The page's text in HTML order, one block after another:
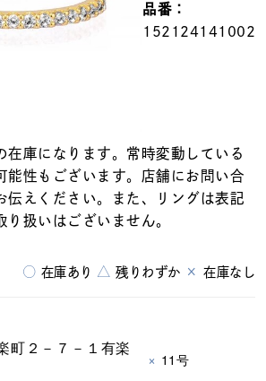
品番：
152124141002
在庫になります。常時変動している
能性もございます。店舗にお問い合
伝えください。また、リングは表記
り扱いはございません。
○ 在庫あり △ 残りわずか × 在庫なし
町２－７－１有楽
× 11号